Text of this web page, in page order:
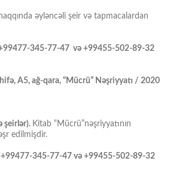
əyləncəli şeir və tapmacalardan
345-77-47 və +99455-502-89-32
A5, ağ-qara, “Mücrü” Nəşriyyatı / 2020
şeirlər). Kitab “Mücrü”nəşriyyatının
edilmişdir.
345-77-47 və +99455-502-89-32